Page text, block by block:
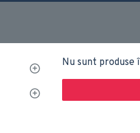
Nu sunt produse